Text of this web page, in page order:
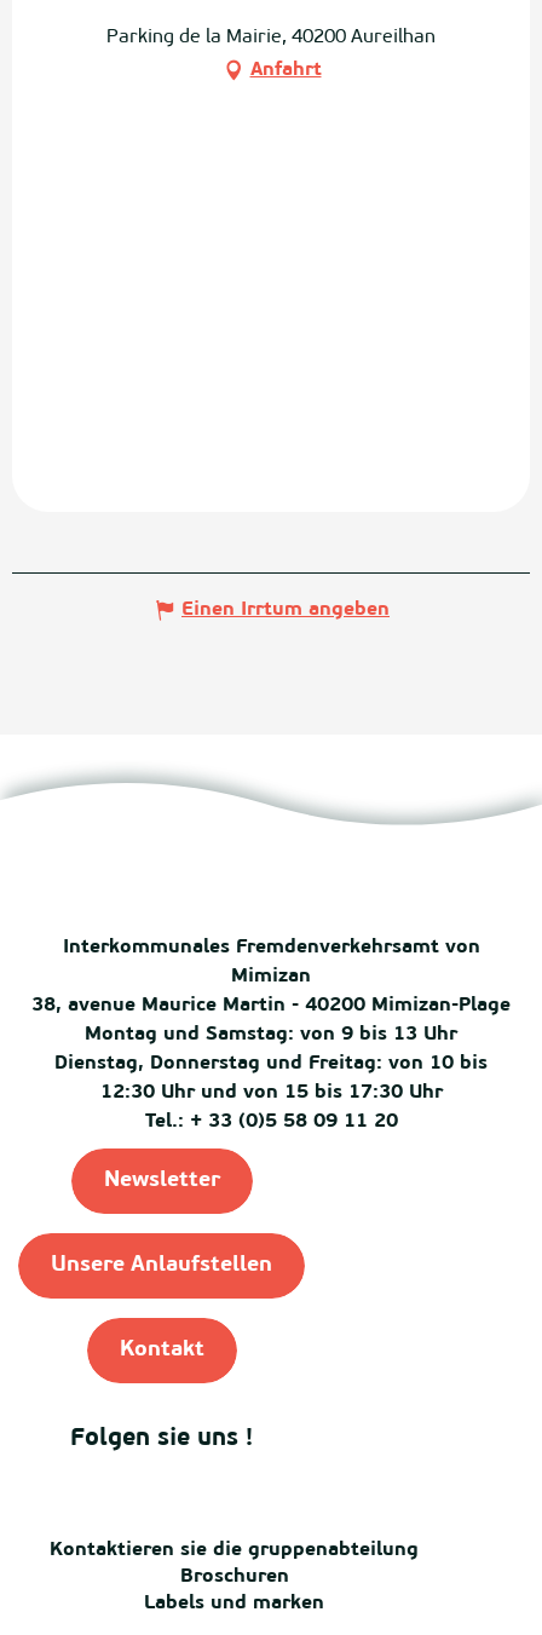
Parking de la Mairie, 40200 Aureilhan
Anfahrt
Einen Irrtum angeben
Interkommunales Fremdenverkehrsamt von
Mimizan
38, avenue Maurice Martin - 40200 Mimizan-Plage
Montag und Samstag: von 9 bis 13 Uhr
Dienstag, Donnerstag und Freitag: von 10 bis
12:30 Uhr und von 15 bis 17:30 Uhr
Tel.: + 33 (0)5 58 09 11 20
Newsletter
Unsere Anlaufstellen
Kontakt
Folgen sie uns !
Kontaktieren sie die gruppenabteilung
Broschuren
Labels und marken